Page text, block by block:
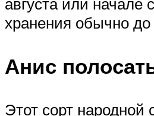
хранения обычно
Анис
Этот сорт народной